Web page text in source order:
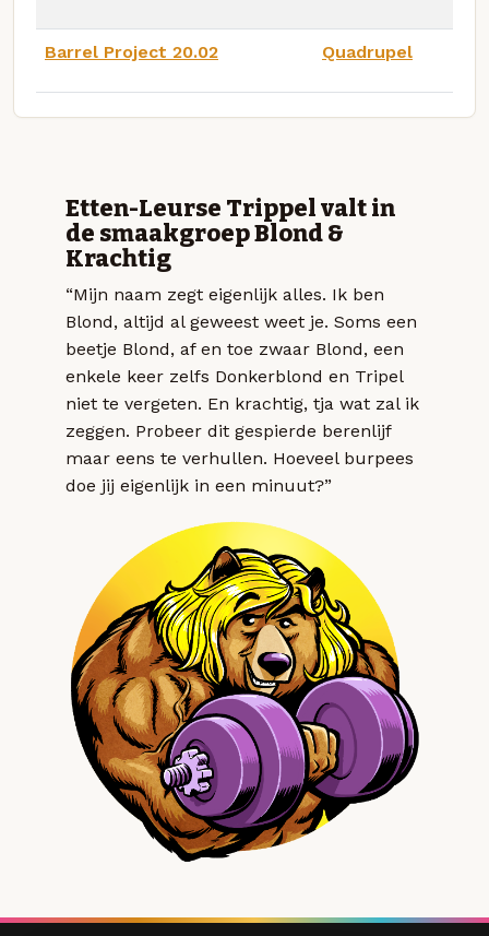
Barrel Project 20.02 Quadrupel
Etten-Leurse Trippel valt in
de smaakgroep Blond &
Krachtig
“Mijn naam zegt eigenlijk alles. Ik ben
Blond, altijd al geweest weet je. Soms een
beetje Blond, af en toe zwaar Blond, een
enkele keer zelfs Donkerblond en Tripel
niet te vergeten. En krachtig, tja wat zal ik
zeggen. Probeer dit gespierde berenlijf
maar eens te verhullen. Hoeveel burpees
doe jij eigenlijk in een minuut?”